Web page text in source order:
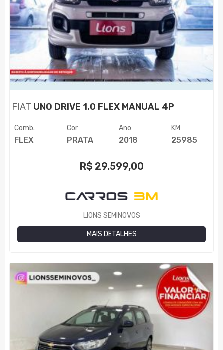
FIAT UNO DRIVE 1.0 FLEX MANUAL 4P
Comb.
FLEX
Cor
PRATA
Ano
2018
KM
25985
R$ 29.599,00
LIONS SEMINOVOS
MAIS DETALHES